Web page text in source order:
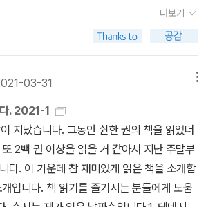
첫 작품이다. 이이가 던지는 질문은 대단히
에 팔아먹은 유다를 예수가 용서를 했을까,
, 라고 하며 화를 냈을까. 슈사쿠는 결론을
그걸 밝힐 수는 없다.
은 생명이 사라지는 걸 보면서 내가 했던 바
으로 인상깊었다. '하느님은 정말로 존재하
갖고 온 자기의 반생은 우스꽝스럽다 할 수밖
한낮, 목이 잘린 애꾸눈 사나이의 인생도
신자들의 배를 쫓은 가르페의 일생도 우스
배교하지 않으면 신자들이 다 죽는 상황에
해야 하는가...나는 종교가 없기 때문에 당연
하겠지만 평생을 예수님의 가르침을 따라 세
의 삶을 바친 성직자에게는 분명 엄청난 시
에게 자신들의 부모를 배반하고 그들의 사
설에 등장하는 일본에서 가톨릭이라는 뿌리
방식을 동원해서 신부들을 배교시키는 데
노우에 지쿠고노가미도 주목할 만한 캐릭터
이로 처형하는 박해방식이 오히려 기독교
화시킨다는 점을 일찌감치 파악하고, 해외에
교하게 유도하는 혁명적 방식을 채택했다.
로 만족하지 않고, 성화에 침을 뱉고 성녀 마
로 신자들로 하여금 다리를 끊고, 배를 불살
쇄하는 방식이 바로 그것이었다. 영주 이노
와 영국, 에스파냐와 포르투갈 등 서구 열강
있지 않았다. 나는 변기의 가장자리를 양손
로 꼼짝도 할 수가 없었고 아무 생각도 할 수
까, 한 생각이 떠올랐다. _ 박완서, <한 말
그들은 모두 하느님의 부재에 대해 마치
지는 예수의 기도와 같이 처절하게 기도했
내린 서로 다른 두 길. 어느 길이 올바른 좁
을까. 물론 기도했지. 나는 계속해서 기도하고
사람들의 고통을 덜어 주지는 못했지. 저 사
멍이 뚫어져 있어. 그 구멍과 코와 입에서 피
고통을 나는 내 몸으로 맛보았기 때문에 알
토무스(John Chrysostom, 349~407)는
주님께서 욥에게 폭풍 속에서 말씀하셨
려느냐? 너 자신을 정당화하려고 나를 단죄
그분은 당신의 개입이 '너를 단죄하려는
는 것을 보여 주려는 것'이라고 말씀하시거
개입을 함으로써 욥의 시련에 대해 말씀하시
이는 '내가 어떤 다른 이유 때문에 이 일을 꾸
뜻입니다. 그분은 '네가 의롭게 되도록'이라
도 그랬고 또 다른 이들을 가르칠 수 있도록
라고 하셨습니다. _ 요한 크리소스토무스, <
은 조금 더 다른 무서운 사실이었습니다. 그
입니다. _ 엔도 슈사쿠, <침묵> , p57/20
고 있었습니다. 이 남자가 통과한 부락은 모
고 있습니다. 아까부터 머릿속에 의심이 솟아
. 그가 관리의 앞잡이 노릇을 하고 있었는지
이 관리의 앞잡이로 이용된다는 것을 전부
교자는 자신의 비참함과 상처를 정당화하기
한 사람이라도 더 자신과 같은 운명 속으로
엔도 슈사쿠, <침묵> , p74/206 엔도 슈사
의 <침묵 沈默>에는 두 침묵이 나온
더보기
03-31
. 2021-1
지났습니다. 그동안 쉰한 권의 책을 읽었더
2백 권 이상을 읽을 거 같아서 지난 주말부
다. 이 가운데 참 재미있게 읽은 책을 소개합
입니다. 책 읽기를 즐기시는 분들에게 도움